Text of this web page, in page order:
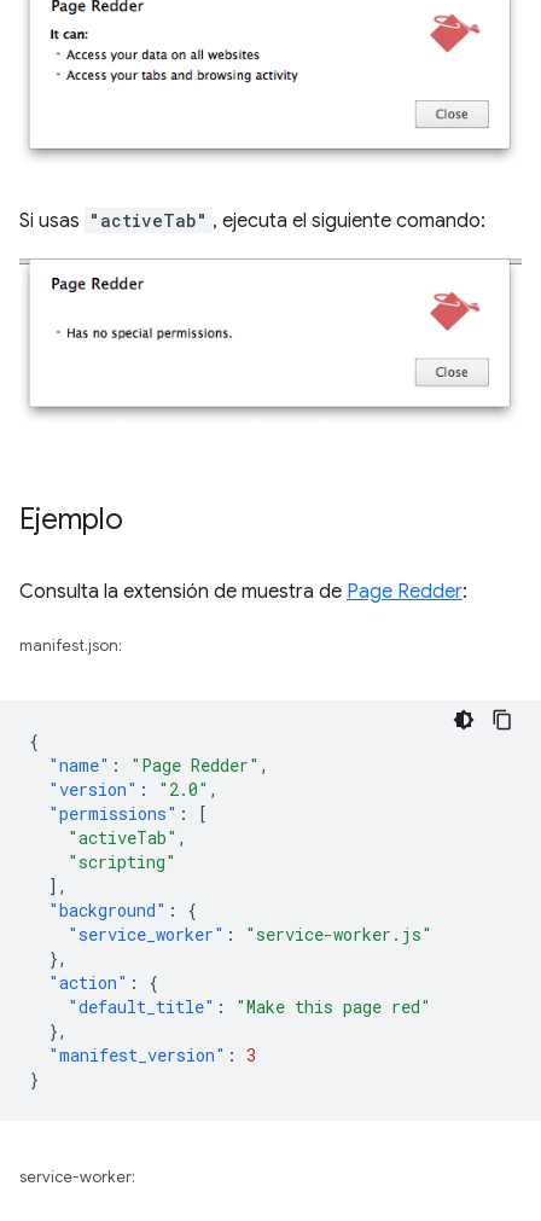
Si usas "activeTab" , ejecuta el siguiente comando:
Ejemplo
Consulta la extensión de muestra de Page Redder:
manifest.json:
{
"name" : "Page Redder" ,
"version" : "2.0" ,
"permissions" :
[
"activeTab" ,
"scripting"
],
"background" :
{
"service_worker" :
"service-worker.js"
},
"action" :
{
"default_title" :
"Make this page red"
},
"manifest_version" : 3
}
service-worker: